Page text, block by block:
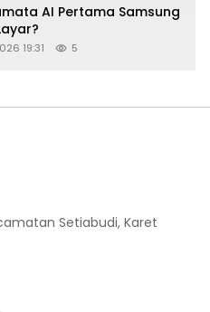
AI Pertama Samsung
19:31 5
Setiabudi, Karet